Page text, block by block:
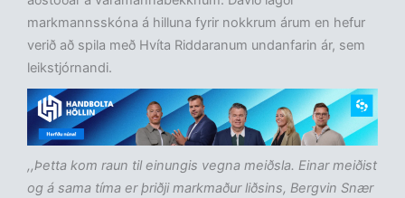
markmannsskóna á hilluna fyrir nokkrum árum en hefur
verið að spila með Hvíta Riddaranum undanfarin ár, sem
leikstjórnandi.
,,Þetta kom raun til einungis vegna meiðsla. Einar meiðist
og á sama tíma er þriðji markmaður liðsins, Bergvin Snær